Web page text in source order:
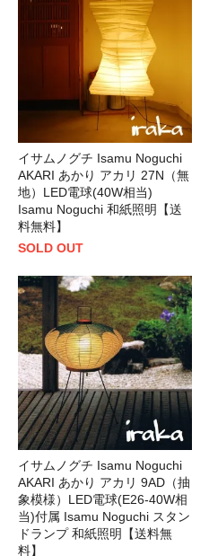
イサムノグチ Isamu Noguchi
AKARI あかり アカリ 27N（無
地）LED電球(40W相当)
Isamu Noguchi 和紙照明【送
料無料】
SOLD OUT
イサムノグチ Isamu Noguchi
AKARI あかり アカリ 9AD（抽
象模様）LED電球(E26-40W相
当)付属 Isamu Noguchi スタン
ドランプ 和紙照明【送料無
料】